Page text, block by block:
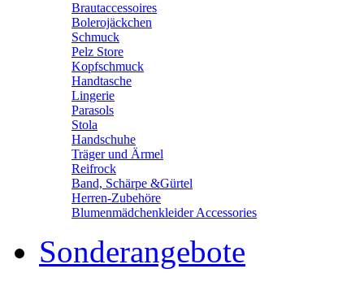
Brautaccessoires
Bolerojäckchen
Schmuck
Pelz Store
Kopfschmuck
Handtasche
Lingerie
Parasols
Stola
Handschuhe
Träger und Ärmel
Reifrock
Band, Schärpe &Gürtel
Herren-Zubehöre
Blumenmädchenkleider Accessories
Sonderangebote